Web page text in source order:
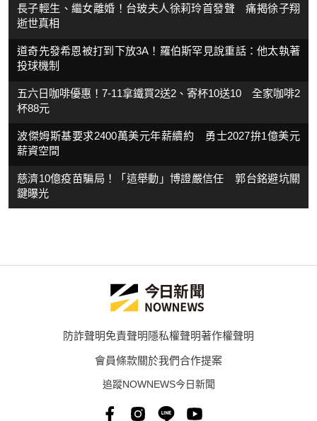
長子輕生、繼女離婚！台玻夫人徐莉玲首發聲 痛揭徐子翔
逝世真相
道奇先發希恩被打到下放3A！羅伯斯罕見說重話：他太執著
投球機制
五六日咖啡優惠！7-11拿鐵買2送2、寄杯10送10 全家咖啡2
杯88元
波傑姆斯基要求2400萬美元年薪續約 勇士2027拚1億美元
薪資空間
慈濟10億疫苗騙局！「這舉動」博證嚴信任 郭台銘避坑關
鍵曝光
防詐聲明免責聲明隱私權聲明著作權聲明
會員條款關於我們合作提案
追蹤NOWNEWS今日新聞